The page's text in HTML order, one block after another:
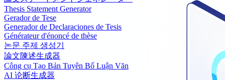
Thesis Statement Generator
Gerador de Tese
Generador de Declaraciones de Tesis
Générateur d'énoncé de thèse
논문 주제 생성기
論文陳述生成器
Công cụ Tạo Bản Tuyên Bố Luận Văn
AI 论断生成器